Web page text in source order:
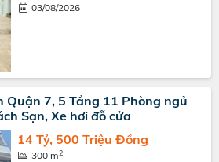
03/08/2026
Quận 7, 5 Tầng 11 Phòng ngủ
Sạn, Xe hơi đỗ cửa
14 Tỷ, 500 Triệu Đồng
300 m2